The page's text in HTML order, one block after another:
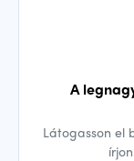
A
Látogasson el